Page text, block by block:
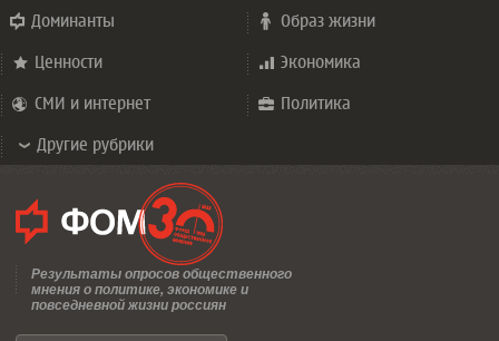
Доминанты Образ жизни
Ценности Экономика
СМИ и интернет Политика
Другие рубрики
Результаты опросов общественного
мнения о политике, экономике и
повседневной жизни россиян